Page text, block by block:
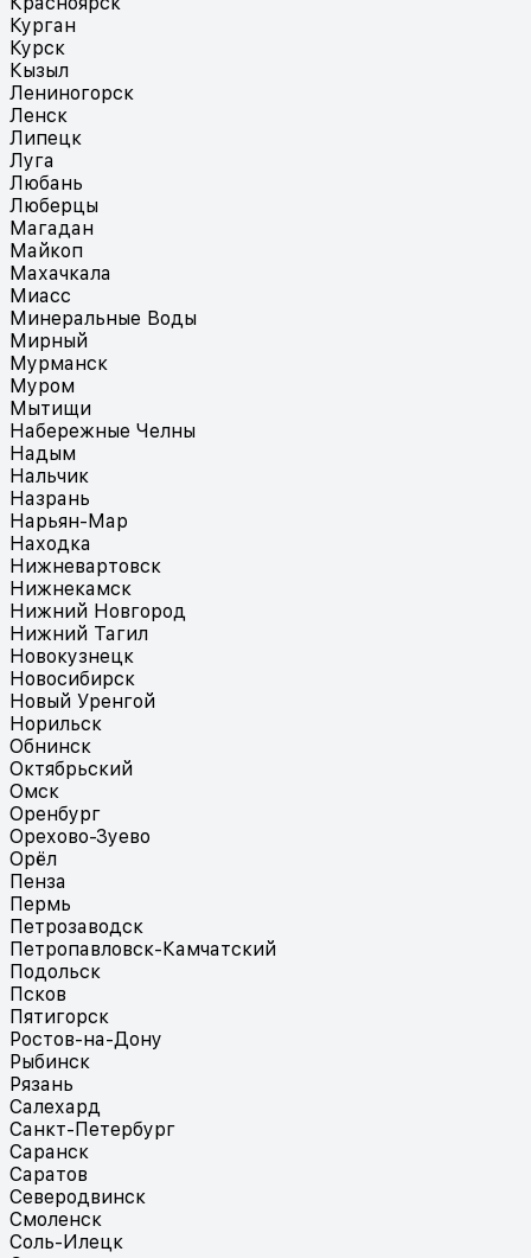
Курган
Курск
Кызыл
Лениногорск
Ленск
Липецк
Луга
Любань
Люберцы
Магадан
Майкоп
Махачкала
Миасс
Минеральные Воды
Мирный
Мурманск
Муром
Мытищи
Набережные Челны
Надым
Нальчик
Назрань
Нарьян-Мар
Находка
Нижневартовск
Нижнекамск
Нижний Новгород
Нижний Тагил
Новокузнецк
Новосибирск
Новый Уренгой
Норильск
Обнинск
Октябрьский
Омск
Оренбург
Орехово-Зуево
Орёл
Пенза
Пермь
Петрозаводск
Петропавловск-Камчатский
Подольск
Псков
Пятигорск
Ростов-на-Дону
Рыбинск
Рязань
Салехард
Санкт-Петербург
Саранск
Саратов
Северодвинск
Смоленск
Соль-Илецк